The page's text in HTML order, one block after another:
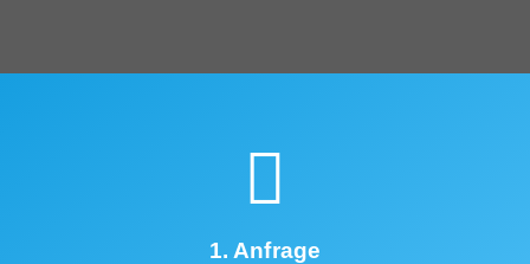
1. Anfrage